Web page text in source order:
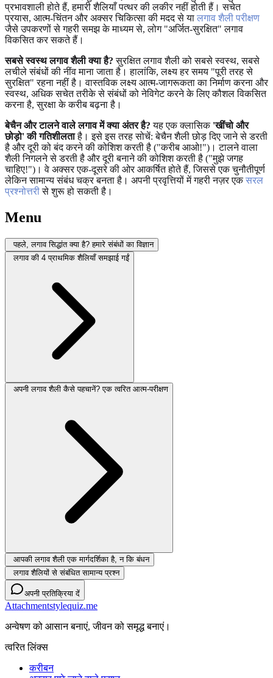
प्रभावशाली होते हैं, हमारी शैलियाँ पत्थर की लकीर नहीं होती हैं। सचेत
प्रयास, आत्म-चिंतन और अक्सर चिकित्सा की मदद से या लगाव शैली परीक्षण
जैसे उपकरणों से गहरी समझ के माध्यम से, लोग "अर्जित-सुरक्षित" लगाव
विकसित कर सकते हैं।
सबसे स्वस्थ लगाव शैली क्या है? सुरक्षित लगाव शैली को सबसे स्वस्थ, सबसे
लचीले संबंधों की नींव माना जाता है। हालांकि, लक्ष्य हर समय "पूरी तरह से
सुरक्षित" रहना नहीं है। वास्तविक लक्ष्य आत्म-जागरूकता का निर्माण करना और
स्वस्थ, अधिक सचेत तरीके से संबंधों को नेविगेट करने के लिए कौशल विकसित
करना है, सुरक्षा के करीब बढ़ना है।
बेचैन और टालने वाले लगाव में क्या अंतर है? यह एक क्लासिक 'खींचो और
छोड़ो' की गतिशीलताहै। इसे इस तरह सोचें: बेचैन शैली छोड़ दिए जाने से डरती
है और दूरी को बंद करने की कोशिश करती है ("करीब आओ!")। टालने वाला
शैली निगलने से डरती है और दूरी बनाने की कोशिश करती है ("मुझे जगह
चाहिए!")। वे अक्सर एक-दूसरे की ओर आकर्षित होते हैं, जिससे एक चुनौतीपूर्ण
लेकिन सामान्य संबंध चक्र बनता है। अपनी प्रवृत्तियों में गहरी नज़र एकसरल
प्रश्नोत्तरीसे शुरू हो सकती है।
Menu
पहले, लगाव सिद्धांत क्या है? हमारे संबंधों का विज्ञान
लगाव की 4 प्राथमिक शैलियाँ समझाई गईं
अपनी लगाव शैली कैसे पहचानें? एक त्वरित आत्म-परीक्षण
आपकी लगाव शैली एक मार्गदर्शिका है, न कि बंधन
लगाव शैलियों से संबंधित सामान्य प्रश्न
अपनी प्रतिक्रिया दें
Attachmentstylequiz.me
अन्वेषण को आसान बनाएं, जीवन को समृद्ध बनाएं।
त्वरित लिंक्स
करीबन